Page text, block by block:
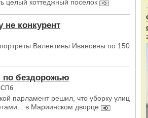
целый коттеджный поселок
не конкурент
Валентины Ивановны по 150
по бездорожью
СПб
парламент решил, что уборку улиц
в Мариинском дворце